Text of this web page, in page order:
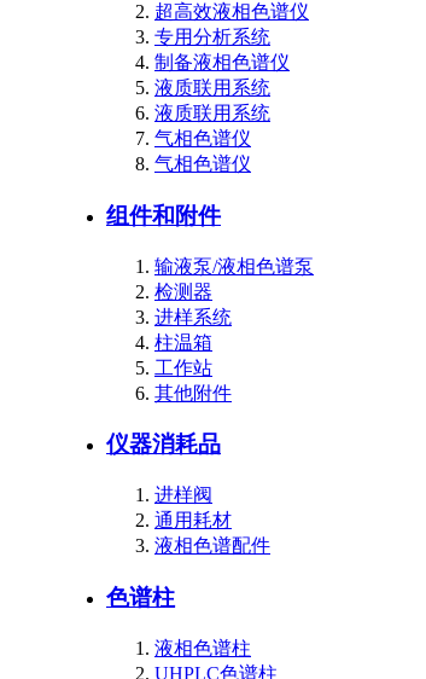
超高效液相色谱仪
专用分析系统
制备液相色谱仪
液质联用系统
液质联用系统
气相色谱仪
气相色谱仪
组件和附件
输液泵/液相色谱泵
检测器
进样系统
柱温箱
工作站
其他附件
仪器消耗品
进样阀
通用耗材
液相色谱配件
色谱柱
液相色谱柱
UHPLC色谱柱